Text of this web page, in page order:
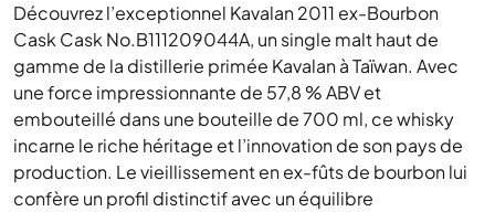
Découvrez l’exceptionnel Kavalan 2011 ex-Bourbon
Cask Cask No.B111209044A, un single malt haut de
gamme de la distillerie primée Kavalan à Taïwan. Avec
une force impressionnante de 57,8 % ABV et
embouteillé dans une bouteille de 700 ml, ce whisky
incarne le riche héritage et l’innovation de son pays de
production. Le vieillissement en ex-fûts de bourbon lui
confère un profil distinctif avec un équilibre